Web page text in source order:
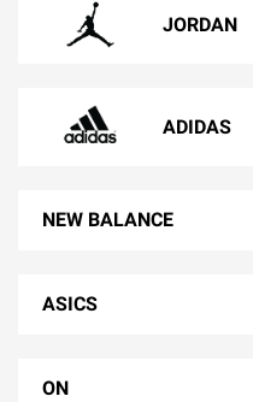
JORDAN
ADIDAS
NEW BALANCE
ASICS
ON